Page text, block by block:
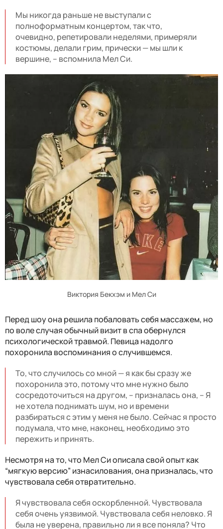
Мы никогда раньше не выступали с
полноформатным концертом, так что,
очевидно, репетировали неделями, примеряли
костюмы, делали грим, прически — мы шли к
вершине, – вспомнила Мел Си.
Виктория Бекхэм и Мел Си
Перед шоу она решила побаловать себя массажем, но
по воле случая обычный визит в спа обернулся
психологической травмой. Певица надолго
похоронила воспоминания о случившемся.
То, что случилось со мной — я как бы сразу же
похоронила это, потому что мне нужно было
сосредоточиться на другом, – призналась она, – Я
не хотела поднимать шум, но и времени
разбираться с этим у меня не было. Сейчас я просто
подумала, что мне, наконец, необходимо это
пережить и принять.
Несмотря на то, что Мел Си описала свой опыт как
“мягкую версию” изнасилования, она призналась, что
чувствовала себя отвратительно.
Я чувствовала себя оскорбленной. Чувствовала
себя очень уязвимой. Чувствовала себя неловко. Я
была не уверена, правильно ли я все поняла? Что